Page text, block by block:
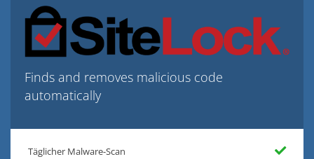
Finds and removes malicious code
automatically
Täglicher Malware-Scan